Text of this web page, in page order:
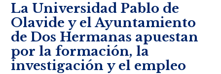
La Universidad Pablo de
Olavide y el Ayuntamiento
de Dos Hermanas apuestan
por la formación, la
investigación y el empleo